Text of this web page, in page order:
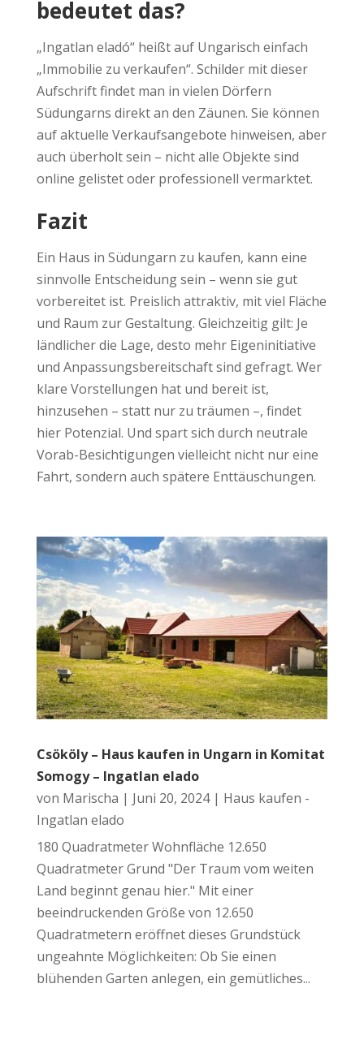
bedeutet das?
„Ingatlan eladó“ heißt auf Ungarisch einfach
„Immobilie zu verkaufen“. Schilder mit dieser
Aufschrift findet man in vielen Dörfern
Südungarns direkt an den Zäunen. Sie können
auf aktuelle Verkaufsangebote hinweisen, aber
auch überholt sein – nicht alle Objekte sind
online gelistet oder professionell vermarktet.
Fazit
Ein Haus in Südungarn zu kaufen, kann eine
sinnvolle Entscheidung sein – wenn sie gut
vorbereitet ist. Preislich attraktiv, mit viel Fläche
und Raum zur Gestaltung. Gleichzeitig gilt: Je
ländlicher die Lage, desto mehr Eigeninitiative
und Anpassungsbereitschaft sind gefragt. Wer
klare Vorstellungen hat und bereit ist,
hinzusehen – statt nur zu träumen –, findet
hier Potenzial. Und spart sich durch neutrale
Vorab-Besichtigungen vielleicht nicht nur eine
Fahrt, sondern auch spätere Enttäuschungen.
Csököly – Haus kaufen in Ungarn in Komitat
Somogy – Ingatlan elado
von Marischa | Juni 20, 2024| Haus kaufen -
Ingatlan elado
180 Quadratmeter Wohnfläche 12.650
Quadratmeter Grund "Der Traum vom weiten
Land beginnt genau hier." Mit einer
beeindruckenden Größe von 12.650
Quadratmetern eröffnet dieses Grundstück
ungeahnte Möglichkeiten: Ob Sie einen
blühenden Garten anlegen, ein gemütliches...